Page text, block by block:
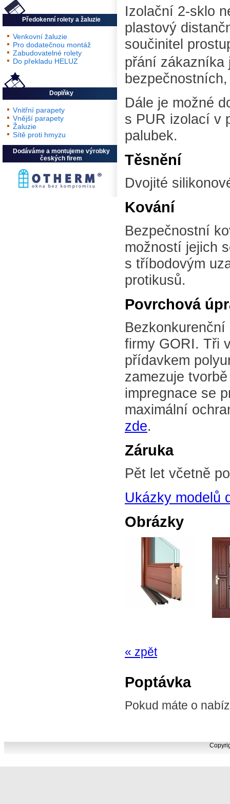
Předokenní rolety a žaluzie
Venkovní žaluzie
Pro dodatečnou montáž
Zabudovatelné rolety
Do překladu HELUZ
Doplňky
Vnitřní parapety
Vnější parapety
Žaluzie
Sítě proti hmyzu
Dodáváme a montujeme výrobky
českých firem
Izolační 2-sklo
plastový
součinitel
přání zákazníka
Dále je možné
s PUR izolací v
palubek.
Těsnění
Dvojité
Kování
Bezpečnostní
možností jejich
s tříbodovým
protikusů.
Povrchová
firmy GORI. Tři
přídavkem
zamezuje
impregnace se
maximální
zde.
Záruka
Pět let včetně
Ukázky modelů
Obrázky
« zpět
Poptávka
Pokud máte o